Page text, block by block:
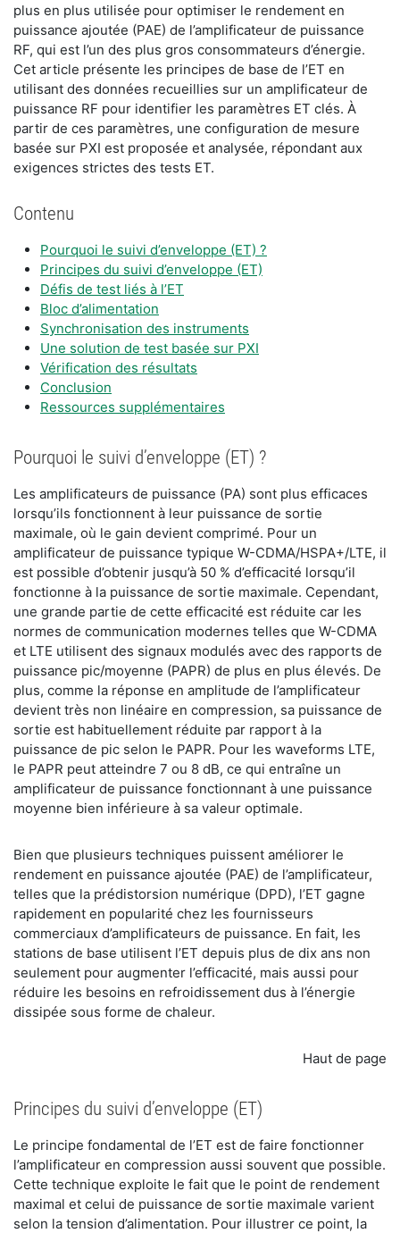
plus en plus utilisée pour optimiser le rendement en
puissance ajoutée (PAE) de l’amplificateur de puissance
RF, qui est l’un des plus gros consommateurs d’énergie.
Cet article présente les principes de base de l’ET en
utilisant des données recueillies sur un amplificateur de
puissance RF pour identifier les paramètres ET clés. À
partir de ces paramètres, une configuration de mesure
basée sur PXI est proposée et analysée, répondant aux
exigences strictes des tests ET.
Contenu
Pourquoi le suivi d’enveloppe (ET) ?
Principes du suivi d’enveloppe (ET)
Défis de test liés à l’ET
Bloc d’alimentation
Synchronisation des instruments
Une solution de test basée sur PXI
Vérification des résultats
Conclusion
Ressources supplémentaires
Pourquoi le suivi d’enveloppe (ET) ?
Les amplificateurs de puissance (PA) sont plus efficaces
lorsqu’ils fonctionnent à leur puissance de sortie
maximale, où le gain devient comprimé. Pour un
amplificateur de puissance typique W-CDMA/HSPA+/LTE, il
est possible d’obtenir jusqu’à 50 % d’efficacité lorsqu’il
fonctionne à la puissance de sortie maximale. Cependant,
une grande partie de cette efficacité est réduite car les
normes de communication modernes telles que W-CDMA
et LTE utilisent des signaux modulés avec des rapports de
puissance pic/moyenne (PAPR) de plus en plus élevés. De
plus, comme la réponse en amplitude de l’amplificateur
devient très non linéaire en compression, sa puissance de
sortie est habituellement réduite par rapport à la
puissance de pic selon le PAPR. Pour les waveforms LTE,
le PAPR peut atteindre 7 ou 8 dB, ce qui entraîne un
amplificateur de puissance fonctionnant à une puissance
moyenne bien inférieure à sa valeur optimale.
Bien que plusieurs techniques puissent améliorer le
rendement en puissance ajoutée (PAE) de l’amplificateur,
telles que la prédistorsion numérique (DPD), l’ET gagne
rapidement en popularité chez les fournisseurs
commerciaux d’amplificateurs de puissance. En fait, les
stations de base utilisent l’ET depuis plus de dix ans non
seulement pour augmenter l’efficacité, mais aussi pour
réduire les besoins en refroidissement dus à l’énergie
dissipée sous forme de chaleur.
Haut de page
Principes du suivi d’enveloppe (ET)
Le principe fondamental de l’ET est de faire fonctionner
l’amplificateur en compression aussi souvent que possible.
Cette technique exploite le fait que le point de rendement
maximal et celui de puissance de sortie maximale varient
selon la tension d’alimentation. Pour illustrer ce point, la